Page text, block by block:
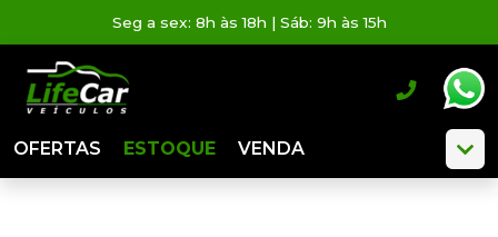
Seg a sex: 8h às 18h | Sáb: 9h às 15h
OFERTAS ESTOQUE VENDA